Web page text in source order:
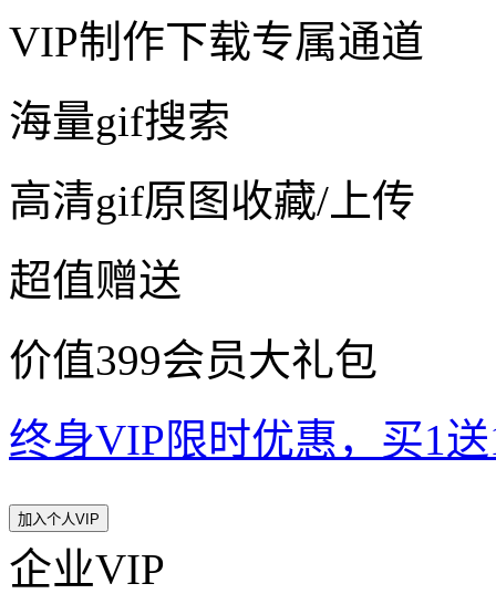
VIP制作下载专属通道
海量gif搜索
高清gif原图收藏/上传
超值赠送
价值399会员大礼包
终身VIP限时优惠，买1
加入个人VIP
企业VIP